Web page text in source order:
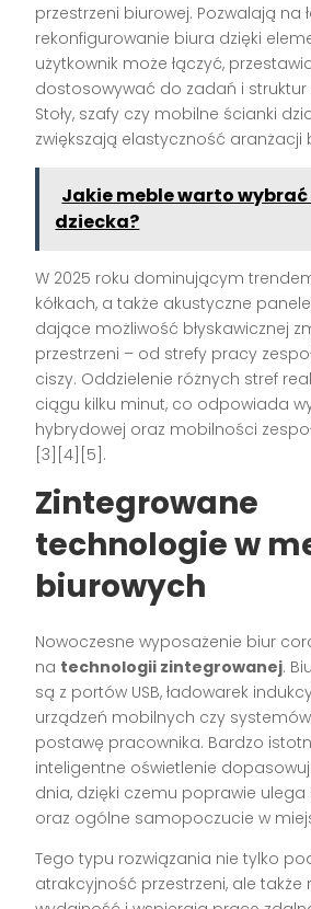
przestrzeni biurowej. Pozwalają na
rekonfigurowanie biura dzięki
użytkownik może łączyć,
dostosowywać do zadań i struktur
Stoły, szafy czy mobilne ścianki
zwiększają elastyczność aranżacji
Jakie meble warto
dziecka?
W 2025 roku dominującym
kółkach, a także akustyczne
dające możliwość błyskawicznej
przestrzeni – od strefy pracy
ciszy. Oddzielenie różnych stref
ciągu kilku minut, co odpowiada
hybrydowej oraz mobilności
[3][4][5] .
Zintegrowane
technologie w
biurowych
Nowoczesne wyposażenie biur
na technologii zintegrowanej.
są z portów USB, ładowarek
urządzeń mobilnych czy
postawę pracownika. Bardzo
inteligentne oświetlenie
dnia, dzięki czemu poprawie
oraz ogólne samopoczucie w
Tego typu rozwiązania nie tylko
atrakcyjność przestrzeni, ale także